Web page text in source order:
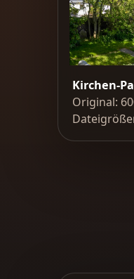
Kirchen-
Original: